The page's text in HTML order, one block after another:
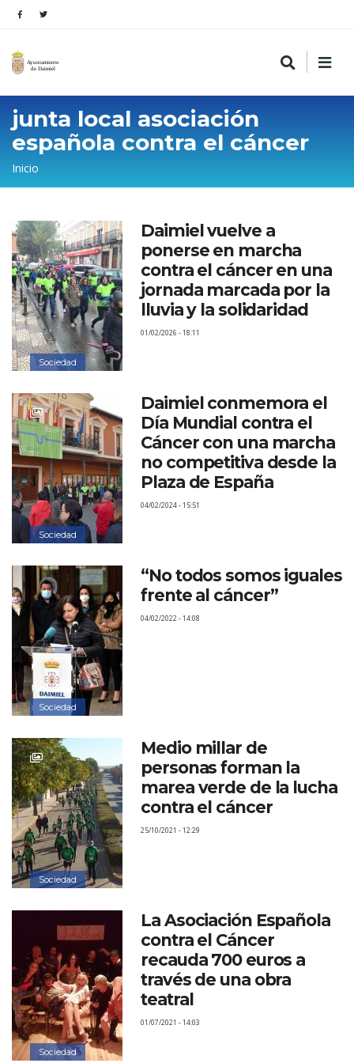
junta local asociación
española contra el cáncer
Sobrescribir
enlaces
de
ayuda
a
la
navegación
Inicio
Sociedad
Daimiel vuelve a
ponerse en marcha
contra el cáncer en una
jornada marcada por la
lluvia y la solidaridad
01/02/2026 - 18:11
Sociedad
Daimiel conmemora el
Día Mundial contra el
Cáncer con una marcha
no competitiva desde la
Plaza de España
04/02/2024 - 15:51
Sociedad
“No todos somos iguales
frente al cáncer”
04/02/2022 - 14:08
Sociedad
Medio millar de
personas forman la
marea verde de la lucha
contra el cáncer
25/10/2021 - 12:29
Sociedad
La Asociación Española
contra el Cáncer
recauda 700 euros a
través de una obra
teatral
01/07/2021 - 14:03